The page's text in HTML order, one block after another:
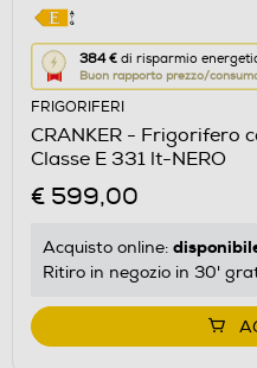
384 € di risparmio
Buon rapporto prezzo/
Questa
azione
aprirà
il
Calcolatore
di
energetico
di
Youreko.
FRIGORIFERI
CRANKER - Frigorifero
Classe E 331 lt-NERO
€ 599,00
Acquisto online:
Ritiro in negozio in 30'